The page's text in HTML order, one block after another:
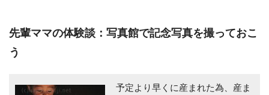
先輩ママの体験談：写真館で記念写真を撮っておこ
う
予定より早くに産まれた為、産ま